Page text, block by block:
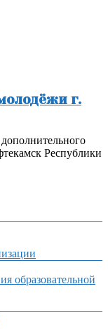
г.
Республики
образовательной